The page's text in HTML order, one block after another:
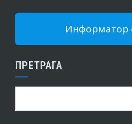
Информатор
ПРЕТРАГА